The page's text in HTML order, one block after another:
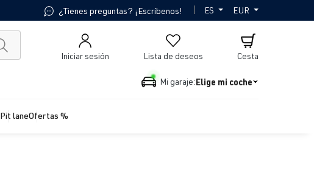
¿Tienes preguntas? ¡Escríbenos! | ES EUR
Lista de deseos
Iniciar sesión Cesta
Mi garaje:Elige mi coche
Pit laneOfertas %